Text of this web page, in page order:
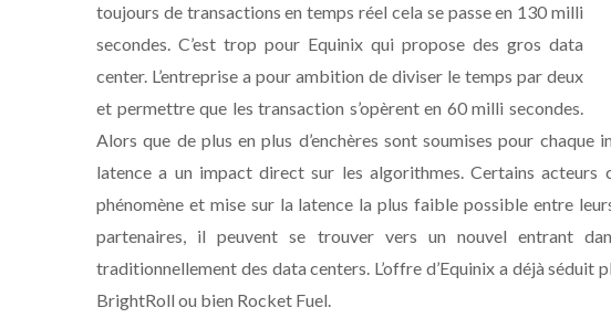
toujours de transactions en temps réel cela se passe en 130 milli
secondes. C’est trop pour Equinix qui propose des gros data
center. L’entreprise a pour ambition de diviser le temps par deux
et permettre que les transaction s’opèrent en 60 milli secondes.
Alors que de plus en plus d’enchères sont soumises pour
latence a un impact direct sur les algorithmes. Certains acteurs
phénomène et mise sur la latence la plus faible possible entre
partenaires, il peuvent se trouver vers un nouvel entrant
traditionnellement des data centers. L’offre d’Equinix a déjà séduit
BrightRoll ou bien Rocket Fuel.